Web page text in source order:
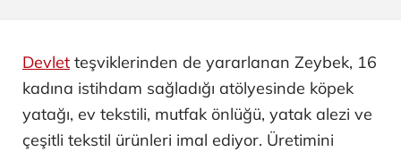
Devlet teşviklerinden de yararlanan Zeybek, 16
kadına istihdam sağladığı atölyesinde köpek
yatağı, ev tekstili, mutfak önlüğü, yatak alezi ve
çeşitli tekstil ürünleri imal ediyor. Üretimini